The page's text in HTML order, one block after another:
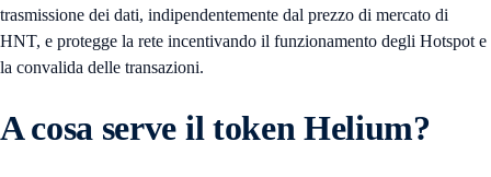
trasmissione dei dati, indipendentemente dal prezzo di mercato di
HNT, e protegge la rete incentivando il funzionamento degli Hotspot e
la convalida delle transazioni.
A cosa serve il token Helium?